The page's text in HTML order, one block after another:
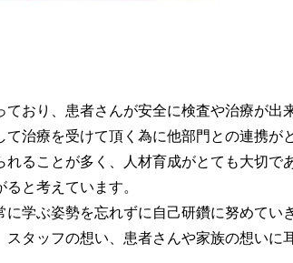
おり、患者さんが安全に検査や治療が出
治療を受けて頂く為に他部門との連携が
ることが多く、人材育成がとても大切で
と考えています。
学ぶ姿勢を忘れずに自己研鑽に努めてい
タッフの想い、患者さんや家族の想いに